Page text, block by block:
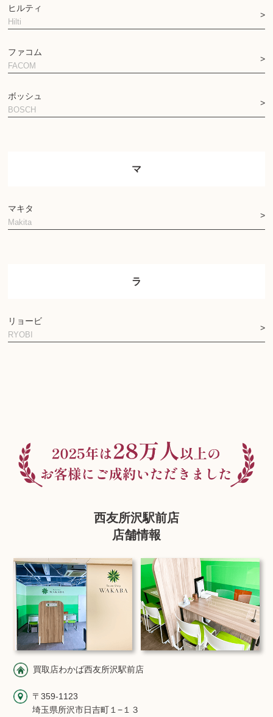
ヒルティ
Hilti
ファコム
FACOM
ボッシュ
BOSCH
マ
マキタ
Makita
ラ
リョービ
RYOBI
西友所沢駅前店
店舗情報
買取店わかば西友所沢駅前店
〒359-1123
埼玉県所沢市日吉町１−１３